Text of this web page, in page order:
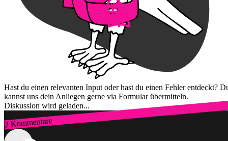
Hast du einen relevanten Input oder hast du einen Fehler entdeckt?
kannst uns dein Anliegen gerne via Formular übermitteln.
Diskussion wird geladen...
2 Kommentare
Zum Login